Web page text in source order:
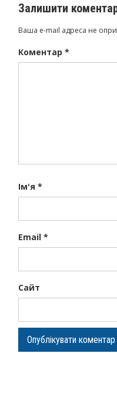
Залишити
Ваша e-mail адреса не
Коментар *
Ім'я *
Email *
Сайт